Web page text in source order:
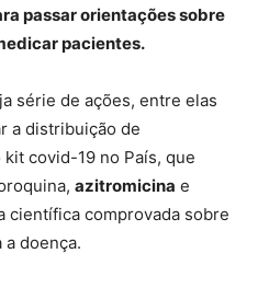
passar orientações sobre
pacientes.
série de ações, entre elas
a distribuição de
covid-19 no País, que
azitromicina e
científica comprovada sobre
doença.